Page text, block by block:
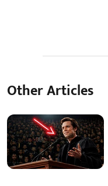
Other Articles